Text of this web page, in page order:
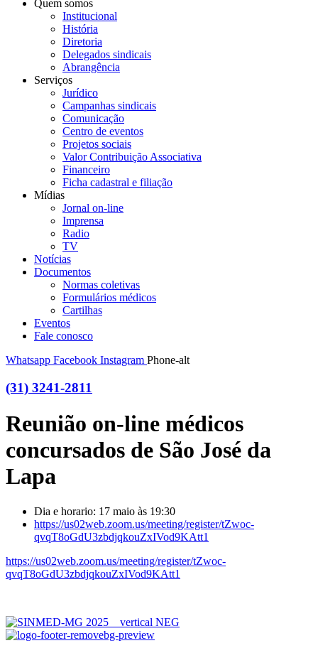
Quem somos
Institucional
História
Diretoria
Delegados sindicais
Abrangência
Serviços
Jurídico
Campanhas sindicais
Comunicação
Centro de eventos
Projetos sociais
Valor Contribuição Associativa
Financeiro
Ficha cadastral e filiação
Mídias
Jornal on-line
Imprensa
Radio
TV
Notícias
Documentos
Normas coletivas
Formulários médicos
Cartilhas
Eventos
Fale conosco
Whatsapp Facebook Instagram Phone-alt
(31) 3241-2811
Reunião on-line médicos
concursados de São José da
Lapa
Dia e horario: 17 maio às 19:30
https://us02web.zoom.us/meeting/register/tZwoc-
qvqT8oGdU3zbdjqkouZxIVod9KAtt1
https://us02web.zoom.us/meeting/register/tZwoc-
qvqT8oGdU3zbdjqkouZxIVod9KAtt1